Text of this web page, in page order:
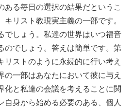
ある毎日の選択の結果だというこ
キリスト教現実主義の一部です。
でしょう。私達の世界はいつ福音
のでしょう。答えは簡単です。第
リストのように永続的に行い考え
の一部はあなたにおいて彼に与え
化と私達の会議を考えることに関
自身から始める必要のある、個人